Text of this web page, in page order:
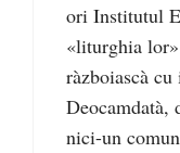
ori Institutul
«liturghia
ràzboiascà
Deocamdatà,
nici-un